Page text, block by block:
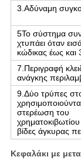
3.Αδύναμη
5Το σύστημα
χτυπάει όταν
κώδικας έως και
7.Περιγραφή
ανάγκης
9.Δύο τρύπες
στερέωση του
βίδες άγκυρας
Κεφαλάκι με